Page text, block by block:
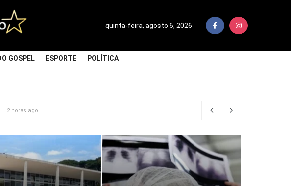
quinta-feira, agosto 6, 2026
GOSPEL ESPORTE POLÍTICA
2 horas ago